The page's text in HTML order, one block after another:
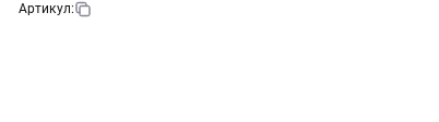
Артикул: